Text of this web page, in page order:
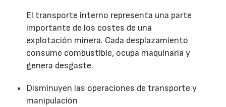
El transporte interno representa una parte
importante de los costes de una
explotación minera. Cada desplazamiento
consume combustible, ocupa maquinaria y
genera desgaste.
Disminuyen las operaciones de transporte y
manipulación